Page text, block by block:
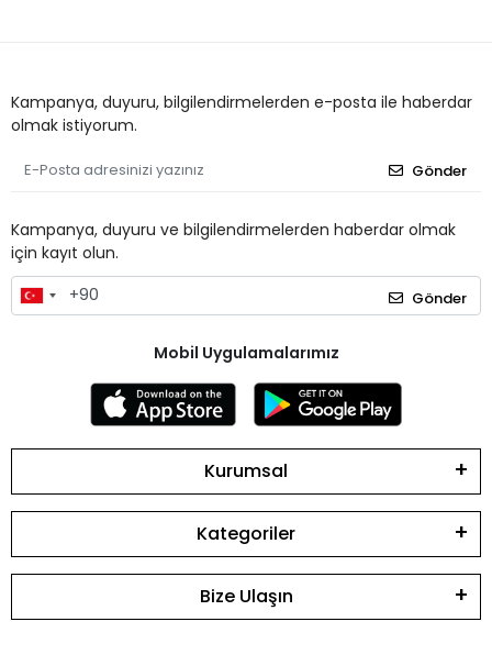
Kampanya, duyuru, bilgilendirmelerden e-posta ile haberdar
olmak istiyorum.
Gönder
Kampanya, duyuru ve bilgilendirmelerden haberdar olmak
için kayıt olun.
Gönder
Mobil Uygulamalarımız
Kurumsal
Kategoriler
Bize Ulaşın